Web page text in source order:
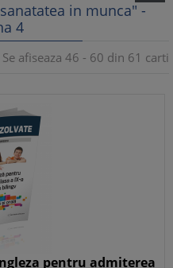
in munca" -
4
Se afiseaza 46 - 60 din 61 carti
pentru admiterea